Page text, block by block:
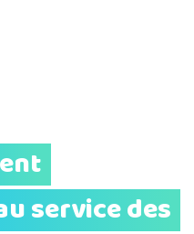
service des